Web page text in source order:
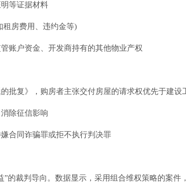
等证据材料
租房费用、违约金等)
账户资金、开发商持有的其他物业产权
批复》，购房者主张交付房屋的请求权优先于建设
除征信影响
合同诈骗罪或拒不执行判决罪
的裁判导向。数据显示，采用组合维权策略的案